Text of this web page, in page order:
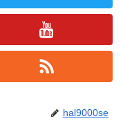
hal9000se